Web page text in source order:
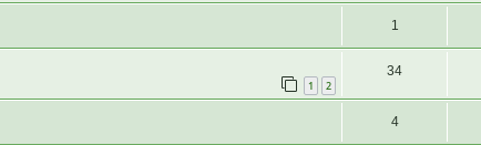
1
1 2
34
4